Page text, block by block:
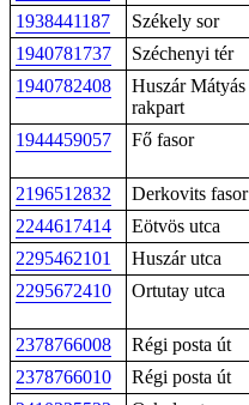
1938441187
Székely sor
1940781737
Széchenyi tér
1940782408
Huszár Mátyás
rakpart
1944459057 Fő fasor
2196512832 Derkovits fasor
2244617414
Eötvös utca
2295462101
Huszár utca
2295672410
Ortutay utca
2378766008 Régi posta út
2378766010
Régi posta út